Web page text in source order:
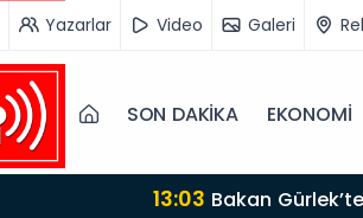
Yazarlar Video Galeri
SON DAKİKA EKONOMİ